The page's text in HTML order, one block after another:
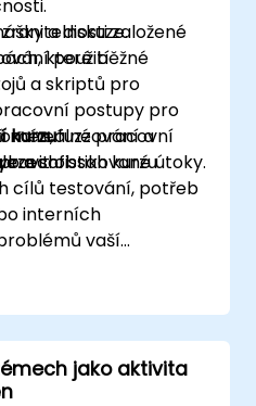
založené
které běžné
postupy pro
fuzzování a
a diskuze.
použití
a skriptů pro
na reálné pracovní
a sofistikované útoky.
kurzu
obsah kurzu
cílů testování, potřeb
interních
vaší
školení.
jako aktivita